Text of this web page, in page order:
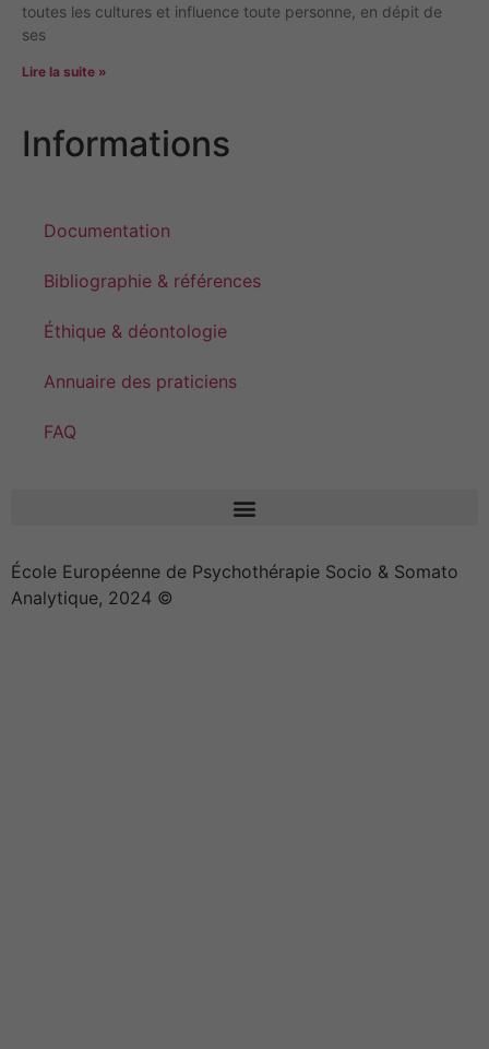
toutes les cultures et influence toute personne, en dépit de
ses
Lire la suite »
Informations
Documentation
Bibliographie & références
Éthique & déontologie
Annuaire des praticiens
FAQ
École Européenne de Psychothérapie Socio & Somato
Analytique, 2024 ©